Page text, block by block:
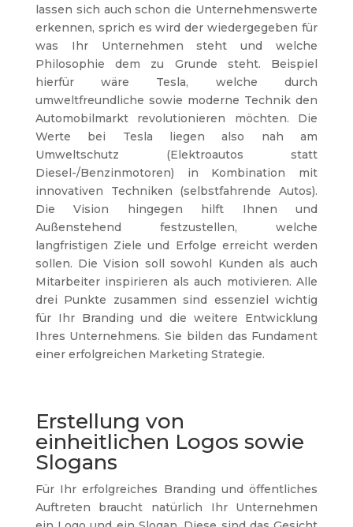
lassen sich auch schon die Unternehmenswerte
erkennen, sprich es wird der wiedergegeben für
was Ihr Unternehmen steht und welche
Philosophie dem zu Grunde steht. Beispiel
hierfür wäre Tesla, welche durch
umweltfreundliche sowie moderne Technik den
Automobilmarkt revolutionieren möchten. Die
Werte bei Tesla liegen also nah am
Umweltschutz (Elektroautos statt
Diesel-/Benzinmotoren) in Kombination mit
innovativen Techniken (selbstfahrende Autos).
Die Vision hingegen hilft Ihnen und
Außenstehend festzustellen, welche
langfristigen Ziele und Erfolge erreicht werden
sollen. Die Vision soll sowohl Kunden als auch
Mitarbeiter inspirieren als auch motivieren. Alle
drei Punkte zusammen sind essenziel wichtig
für Ihr Branding und die weitere Entwicklung
Ihres Unternehmens. Sie bilden das Fundament
einer erfolgreichen Marketing Strategie.
Erstellung von
einheitlichen Logos sowie
Slogans
Für Ihr erfolgreiches Branding und öffentliches
Auftreten braucht natürlich Ihr Unternehmen